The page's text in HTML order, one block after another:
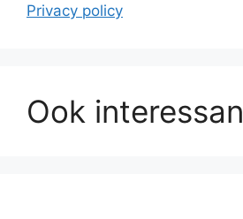
Privacy policy
Ook